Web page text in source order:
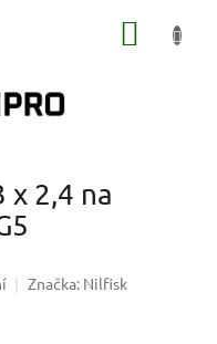
x 2,4 na
Značka: Nilfisk